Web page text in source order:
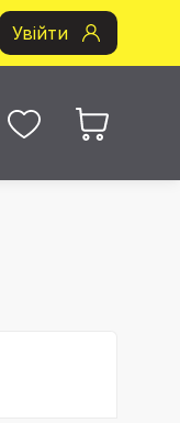
Увійти